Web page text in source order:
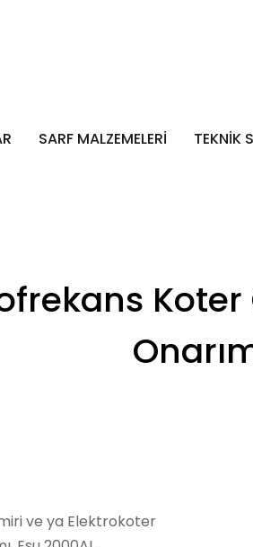
SARF MALZEMELERİ TEKNİK
Koter
ve ya Elektrokoter